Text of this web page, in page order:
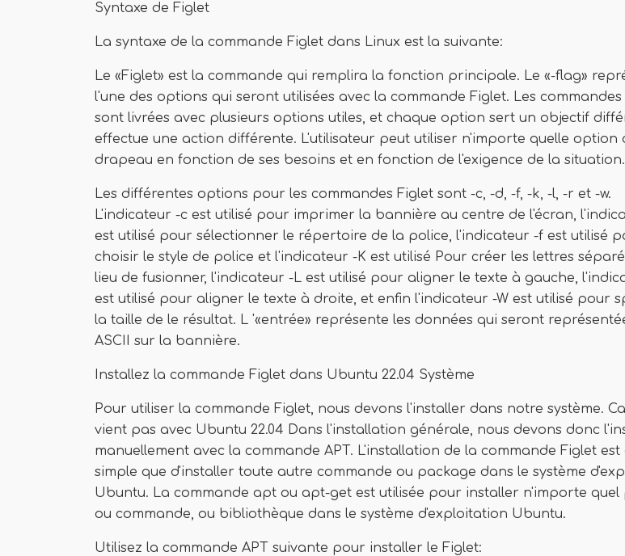
Syntaxe de Figlet
La syntaxe de la commande Figlet dans Linux est la suivante:
Le «Figlet» est la commande qui remplira la fonction principale. Le «-flag»
l'une des options qui seront utilisées avec la commande Figlet. Les commandes
sont livrées avec plusieurs options utiles, et chaque option sert un objectif
effectue une action différente. L'utilisateur peut utiliser n'importe quelle option
drapeau en fonction de ses besoins et en fonction de l'exigence de la situation.
Les différentes options pour les commandes Figlet sont -c, -d, -f, -k, -l, -r et -w.
L'indicateur -c est utilisé pour imprimer la bannière au centre de l'écran,
est utilisé pour sélectionner le répertoire de la police, l'indicateur -f est utilisé
choisir le style de police et l'indicateur -K est utilisé Pour créer les lettres
lieu de fusionner, l'indicateur -L est utilisé pour aligner le texte à gauche,
est utilisé pour aligner le texte à droite, et enfin l'indicateur -W est utilisé pour
la taille de le résultat. L '«entrée» représente les données qui seront
ASCII sur la bannière.
Installez la commande Figlet dans Ubuntu 22.04 Système
Pour utiliser la commande Figlet, nous devons l'installer dans notre système.
vient pas avec Ubuntu 22.04 Dans l'installation générale, nous devons donc
manuellement avec la commande APT. L'installation de la commande Figlet est
simple que d'installer toute autre commande ou package dans le système
Ubuntu. La commande apt ou apt-get est utilisée pour installer n'importe quel
ou commande, ou bibliothèque dans le système d'exploitation Ubuntu.
Utilisez la commande APT suivante pour installer le Figlet: